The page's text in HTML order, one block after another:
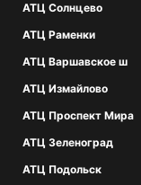
АТЦ Солнцево
АТЦ Раменки
АТЦ Варшавское ш
АТЦ Измайлово
АТЦ Проспект Мира
АТЦ Зеленоград
АТЦ Подольск